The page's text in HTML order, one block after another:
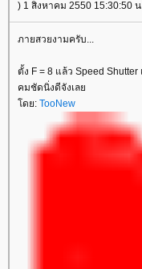
) 1 สิงหาคม 2550 15:30:50
ภายสวยงามครับ...
ตั้ง F = 8 แล้ว Speed Shutter
คมชัดนิ่งดีจังเล
ดย: TooNew